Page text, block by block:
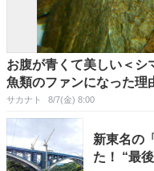
お腹が青くて美しい＜
魚類のファンになった理
サカナト 8/7(金) 8:00
新東名の
た！ “最